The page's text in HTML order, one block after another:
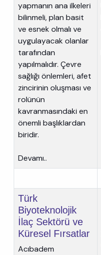
yapmanın ana ilkeleri
bilinmeli, plan basit
ve esnek olmalı ve
uygulayacak olanlar
tarafından
yapılmalıdır. Çevre
sağlığı önlemleri, afet
zincirinin oluşması ve
rolünün
kavranmasındaki en
önemli başlıklardan
biridir.
Devamı..
Türk
Biyoteknolojik
İlaç Sektörü ve
Küresel Fırsatlar
Acıbadem